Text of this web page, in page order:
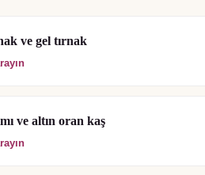
ve gel tırnak
ve altın oran kaş